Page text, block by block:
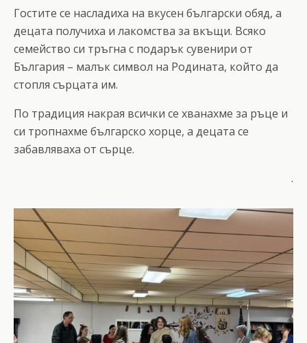
Гостите се насладиха на вкусен български обяд, а
децата получиха и лакомства за вкъщи. Всяко
семейство си тръгна с подарък сувенири от
България – малък символ на Родината, който да
стопля сърцата им.
По традиция накрая всички се хванахме за ръце и
си тропнахме българско хорце, а децата се
забавляваха от сърце.
.